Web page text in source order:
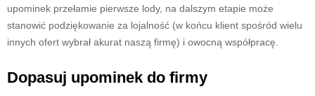
upominek przełamie pierwsze lody, na dalszym etapie może
stanowić podziękowanie za lojalność (w końcu klient spośród wielu
innych ofert wybrał akurat naszą firmę) i owocną współpracę.
Dopasuj upominek do firmy